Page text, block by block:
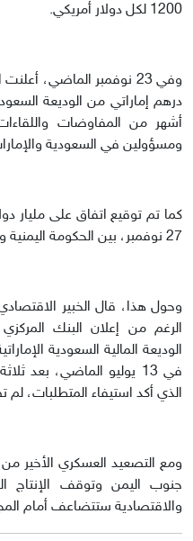
1200 لكل دولار أمريكي.
درهم إماراتي من الوديعة
أشهر من المفاوضات
ومسؤولين في السعودية
كما تم توقيع اتفاق على مليار
27 نوفمبر، بين الحكومة اليمنية وصندوق النقد العربي كجهة فنية.
الرغم من إعلان البنك
الوديعة المالية السعودية
في 13 يوليو الماضي،
الذي أكد استيفاء المتطلبات،
ومع التصعيد العسكري الأخير
جنوب اليمن وتوقف الإنتاج
والاقتصادية ستتضاعف أمام